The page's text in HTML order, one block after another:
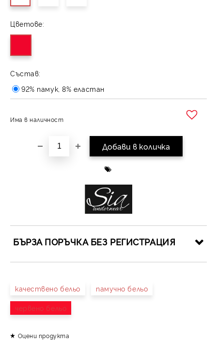
Цветове:
Състав:
92% памук, 8% еластан
Има в наличност
БЪРЗА ПОРЪЧКА БЕЗ РЕГИСТРАЦИЯ
качествено бельо памучно бельо
червено бельо
Оцени продукта